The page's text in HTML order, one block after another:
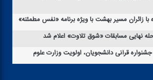
با زائران مسیر بهشت با ویژه برنامه «نفس مطمئنه»
نهایی مسابقات «شوق تلاوت» اعلام شد
قرآنی دانشجویان، اولویت وزارت علوم